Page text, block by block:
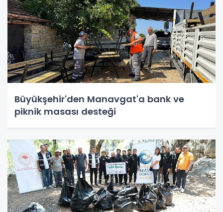
Büyükşehir'den Manavgat'a bank ve
piknik masası desteği